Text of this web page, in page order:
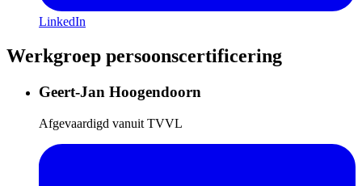
LinkedIn
Werkgroep persoonscertificering
Geert-Jan Hoogendoorn
Afgevaardigd vanuit TVVL